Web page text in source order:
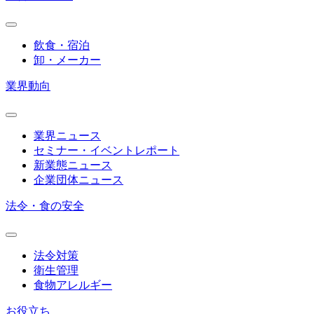
飲食・宿泊
卸・メーカー
業界動向
業界ニュース
セミナー・イベントレポート
新業態ニュース
企業団体ニュース
法令・食の安全
法令対策
衛生管理
食物アレルギー
お役立ち